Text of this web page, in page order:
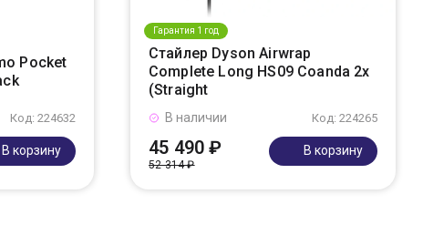
Pocket
Код: 224632
В корзину
Гарантия 1 год
Стайлер Dyson Airwrap
Complete Long HS09 Coanda 2x
(Straight
Код: 224265
В наличии
45 490 ₽
52 314 ₽
В корзину